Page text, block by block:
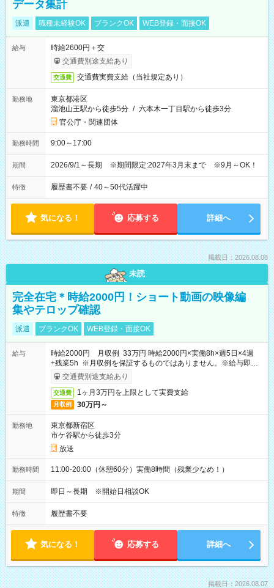
データ集計
派遣 職種未経験OK ブランクOK WEB登録・面接OK
給与
時給2600円＋交
交通費別途支給あり
交通費 交通費実費支給（当社規定あり）
勤務地
東京都港区
溜池山王駅から徒歩5分 / 六本木一丁目駅から徒歩3分
官公庁・関連団体
勤務時間 9:00～17:00
期間 2026/9/1～長期 ※期間限定:2027年3月末まで ※9月～OK！
特徴 履歴書不要 / 40～50代活躍中
気になる！ 応募する 詳細へ
掲載日：2026.08.08
未読
完全在宅＊時給2000円！ショート動画の映像編
集やテロップ確認
派遣 ブランクOK WEB登録・面接OK
給与
時給2000円 月収例 33万円 時給2000円×実働8h×週5日×4週
+残業5h ※月収例を保証するものではありません。※給与即受
取りサービス利用可（利用条件有）
交通費別途支給あり
交通費 1ヶ月3万円を上限として実費支給
月収例 30万円～
勤務地
東京都新宿区
市ケ谷駅から徒歩3分
放送
勤務時間 11:00-20:00（休憩60分）実働8時間（残業少なめ！）
期間 即日～長期 ※開始日相談OK
特徴 履歴書不要
気になる！ 応募する 詳細へ
掲載日：2026.08.07